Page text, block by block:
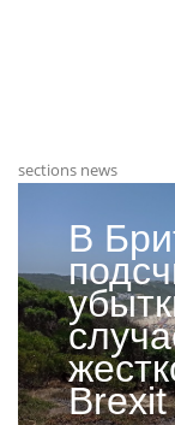
sections news
В
Brexit